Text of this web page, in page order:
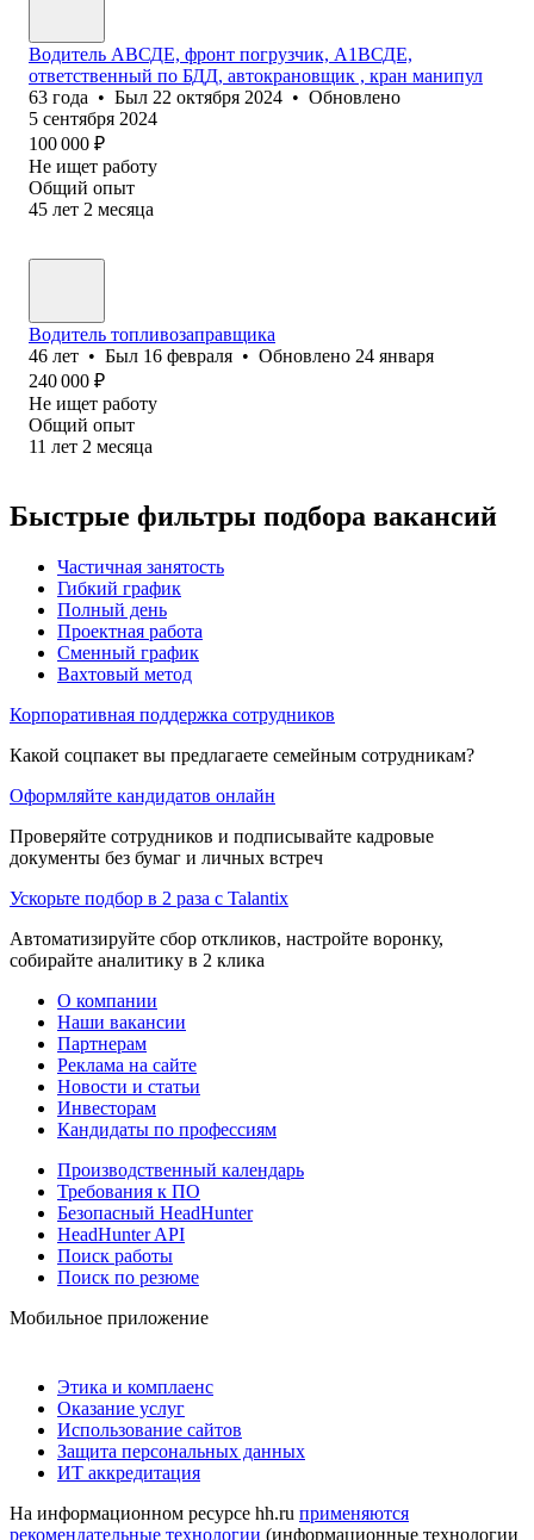
Водитель АВСДЕ, фронт погрузчик, А1ВСДE,
ответственный по БДД, автокрановщик , кран манипул
63 года • Был 22 октября 2024 • Обновлено
5 сентября 2024
100 000 ₽
Не ищет работу
Общий опыт
45 лет 2 месяца
Водитель топливозаправщика
46 лет • Был 16 февраля • Обновлено 24 января
240 000 ₽
Не ищет работу
Общий опыт
11 лет 2 месяца
Быстрые фильтры подбора вакансий
Частичная занятость
Гибкий график
Полный день
Проектная работа
Сменный график
Вахтовый метод
Корпоративная поддержка сотрудников
Какой соцпакет вы предлагаете семейным сотрудникам?
Оформляйте кандидатов онлайн
Проверяйте сотрудников и подписывайте кадровые
документы без бумаг и личных встреч
Ускорьте подбор в 2 раза с Talantix
Автоматизируйте сбор откликов, настройте воронку,
собирайте аналитику в 2 клика
О компании
Наши вакансии
Партнерам
Реклама на сайте
Новости и статьи
Инвесторам
Кандидаты по профессиям
Производственный календарь
Требования к ПО
Безопасный HeadHunter
HeadHunter API
Поиск работы
Поиск по резюме
Мобильное приложение
Этика и комплаенс
Оказание услуг
Использование сайтов
Защита персональных данных
ИТ аккредитация
На информационном ресурсе hh.ru применяются
рекомендательные технологии (информационные технологии